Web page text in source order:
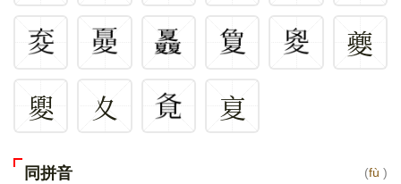
夔
夓
夊 㚆
同拼音 (fù )